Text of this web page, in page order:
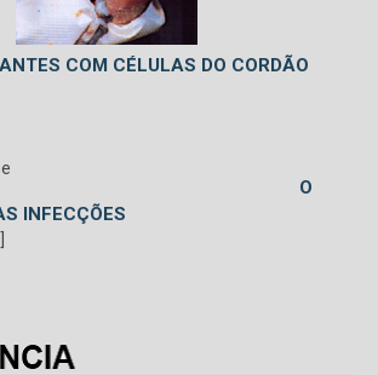
COM CÉLULAS DO CORDÃO
O
INFECÇÕES